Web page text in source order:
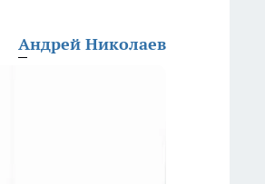
Андрей Николаев